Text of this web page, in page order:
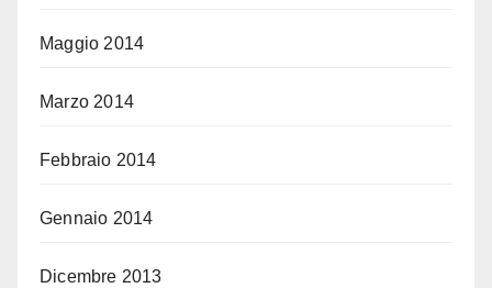
Maggio 2014
Marzo 2014
Febbraio 2014
Gennaio 2014
Dicembre 2013